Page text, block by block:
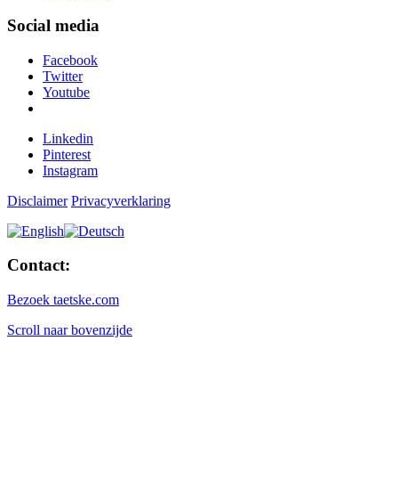
Social media
Facebook
Twitter
Youtube
Linkedin
Pinterest
Instagram
Disclaimer Privacyverklaring
Contact:
Bezoek taetske.com
Scroll naar bovenzijde